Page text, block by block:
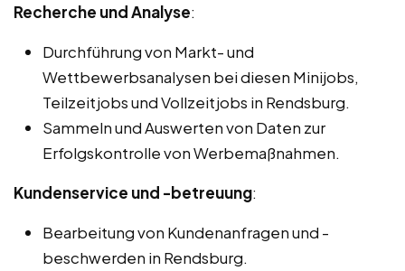
Recherche und Analyse:
Durchführung von Markt- und
Wettbewerbsanalysen bei diesen Minijobs,
Teilzeitjobs und Vollzeitjobs in Rendsburg.
Sammeln und Auswerten von Daten zur
Erfolgskontrolle von Werbemaßnahmen.
Kundenservice und -betreuung:
Bearbeitung von Kundenanfragen und -
beschwerden in Rendsburg.